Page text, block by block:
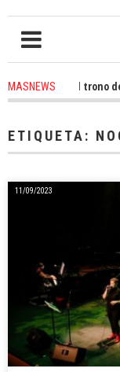
MASNEWSel trono de THE
ETIQUETA:
11/09/2023